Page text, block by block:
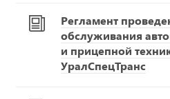
Регламент
обслуживания
и прицепной
УралСпецТранс